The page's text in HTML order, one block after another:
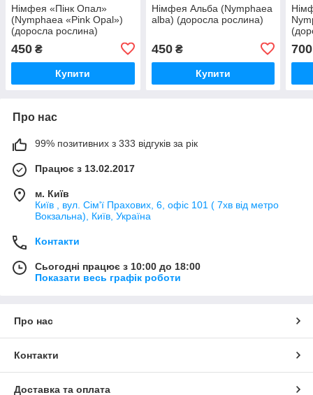
Німфея «Пінк Опал»
(Nymphaea «Pink Opal»)
(доросла рослина)
450 ₴
Купити
Німфея Альба (Nymphaea
alba) (доросла рослина)
450₴
Купити
700
Про нас
99% позитивних з 333 відгуків за рік
Працює з 13.02.2017
м. Київ
Київ , вул. Сім'ї Прахових, 6, офіс 101 ( 7хв від метро
Вокзальна), Київ, Україна
Контакти
Сьогодні працює з 10:00 до 18:00
Показати весь графік роботи
Про нас
Контакти
Доставка та оплата